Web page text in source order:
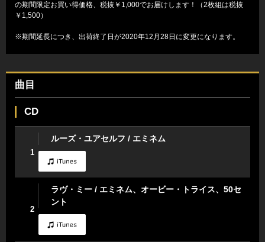
の期間限定お買い得価格、税抜￥1,000でお届けします！（2枚組は税抜
￥1,500）
※期間延長につき、出荷終了日が2020年12月28日に変更になります。
曲目
CD
1
ルーズ・ユアセルフ / エミネム
2
ラヴ・ミー / エミネム、オービー・トライス、50セ
ント